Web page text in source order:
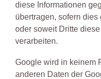
diese Informationen
übertragen, sofern
oder soweit Dritte
verarbeiten.
Google wird in keinem
anderen Daten der